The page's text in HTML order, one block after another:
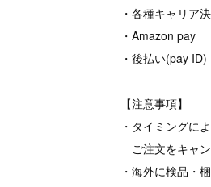
・各種キャリア
・Amazon pay
・後払い(pay ID)
【注意事項】
・タイミングに
ご注文をキャ
・海外に検品・